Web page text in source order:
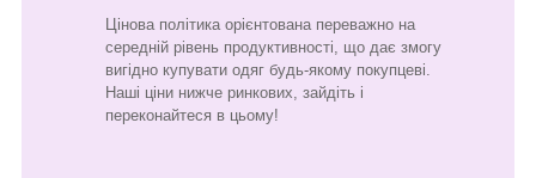
Цінова політика орієнтована переважно на
середній рівень продуктивності, що дає змогу
вигідно купувати одяг будь-якому покупцеві.
Наші ціни нижче ринкових, зайдіть і
переконайтеся в цьому!